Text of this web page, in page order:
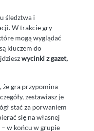
śledztwa i
W trakcie gry
mogą wyglądać
kluczem do
wycinki z gazet,
że gra przypomina
zestawiasz je
stać za porwaniem
się na własnej
w końcu w grupie